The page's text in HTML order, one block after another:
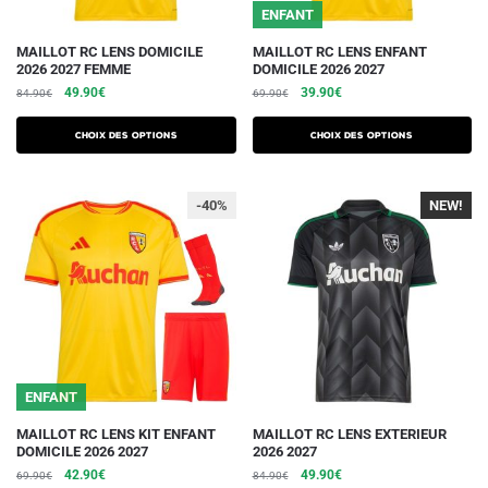
du
produit
MAILLOT RC LENS DOMICILE
2026 2027 FEMME
84.90€
Le
initial
était :
49.90€Le
actuel
est :
Choix des options
Ce
produit
a
plusieurs
variations.
options
peuvent
être
choisies
du
produit
ENFANT
MAILLOT RC LENS ENFANT
DOMICILE 2026 2027
69.90€
Le
initial
était :
39.90€Le
actuel
est :
Choix des options
Ce
produit
a
plusieurs
variations.
peuvent
choisies
ENFANT
-40%
MAILLOT RC LENS KIT ENFANT
DOMICILE 2026 2027
69.90€
Le
42.90€Le
Ce
produit
-40%
NEW!
MAILLOT RC LENS EXTERIEUR
2026 2027
84.90€
Le
49.90€Le
Ce
produit